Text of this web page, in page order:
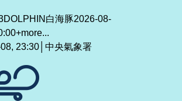
白海豚2026-08-
more...
23:30│中央氣象署